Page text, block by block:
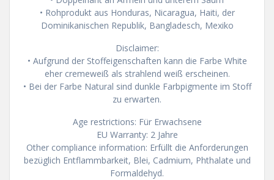
• Rohprodukt aus Honduras, Nicaragua, Haiti, der
Dominikanischen Republik, Bangladesch, Mexiko
Disclaimer:
• Aufgrund der Stoffeigenschaften kann die Farbe White
eher cremeweiß als strahlend weiß erscheinen.
• Bei der Farbe Natural sind dunkle Farbpigmente im Stoff
zu erwarten.
Age restrictions: Für Erwachsene
EU Warranty: 2 Jahre
Other compliance information: Erfüllt die Anforderungen
bezüglich Entflammbarkeit, Blei, Cadmium, Phthalate und
Formaldehyd.